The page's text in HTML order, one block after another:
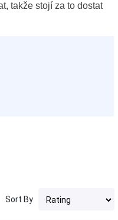
takže stojí za to dostat
Sort By